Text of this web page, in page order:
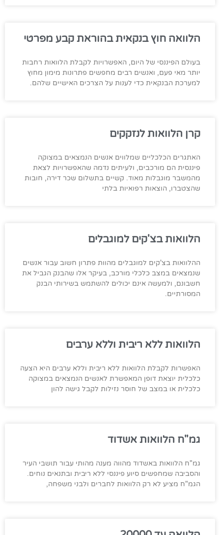
הלוואה חוץ בנקאית בהוראת קבע מפרטי
בעולם הפיננסי של היום, האפשרויות לקבלת הלוואות רחבות
יותר מאי פעם, ואנשים רבים מחפשים פתרונות מימון מחוץ
למערכת הבנקאית כדי לענות על הצרכים האישיים שלהם.
קרן הלוואות לנזקקים
האתגרים הכלכליים שמלווים אנשים הנמצאים במצוקה
פיננסית הם מורכבים, ולעיתים נדמה שהאפשרויות לצאת
מהמשבר מוגבלות מאוד. קשיים בתשלום שכר דירה, חובות
שהצטברו, הוצאות רפואיות בלתי
הלוואות בצ'קים למוגבלים
ההלוואות בצ'קים למוגבלים מהוות פתרון חשוב עבור אנשים
שנמצאים במצב כלכלי מורכב, בעיקר אלו שהבנק הגביל את
חשבונם, ולמעשה אינם יכולים להשתמש בשירותי הבנק
המסורתיים.
הלוואות ללא ריבית וללא ערבים
האפשרות לקבלת הלוואות ללא ריבית וללא ערבים היא הצעה
כלכלית יוצאת דופן המאפשרת לאנשים הנמצאים במצוקה
כלכלית או במצב של חוסר נזילות לקבל גישה להון
גמ"ח הלוואות אשדוד
גמ"ח הלוואות באשדוד מהווה מענה מהותי עבור תושבי העיר
והסביבה שמחפשים סיוע פיננסי ללא ריבית ובתנאים נוחים.
הגמ"ח מציע לא רק הלוואות לחברים ולבני משפחה,